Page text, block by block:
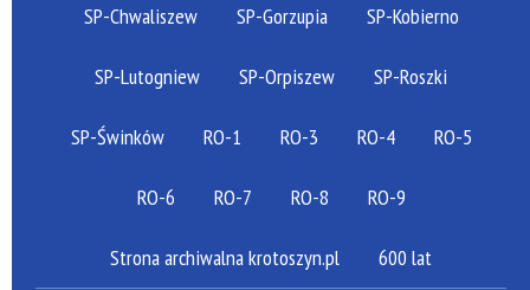
SP-Chwaliszew SP-Gorzupia SP-Kobierno
SP-Lutogniew SP-Orpiszew SP-Roszki
SP-Świnków RO-1 RO-3 RO-4 RO-5
RO-6 RO-7 RO-8 RO-9
Strona archiwalna krotoszyn.pl 600 lat